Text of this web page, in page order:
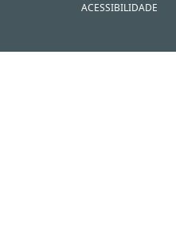
ACESSIBILIDADE